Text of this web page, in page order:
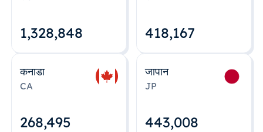
1,328,848 418,167
कनाडा
CA
268,495
जापान
JP
443,008